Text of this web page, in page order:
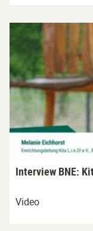
Interview BNE:
Video